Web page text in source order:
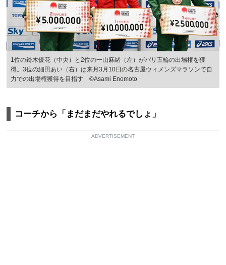
1位の鈴木優花（中央）と2位の一山麻緒（左）がパリ五輪の出場権を獲
得。3位の細田あい（右）は来月3月10日の名古屋ウィメンズマラソンで自
力での出場権獲得を目指す ©Asami Enomoto
コーチから「まだまだやれるでしょ」
ADVERTISEMENT